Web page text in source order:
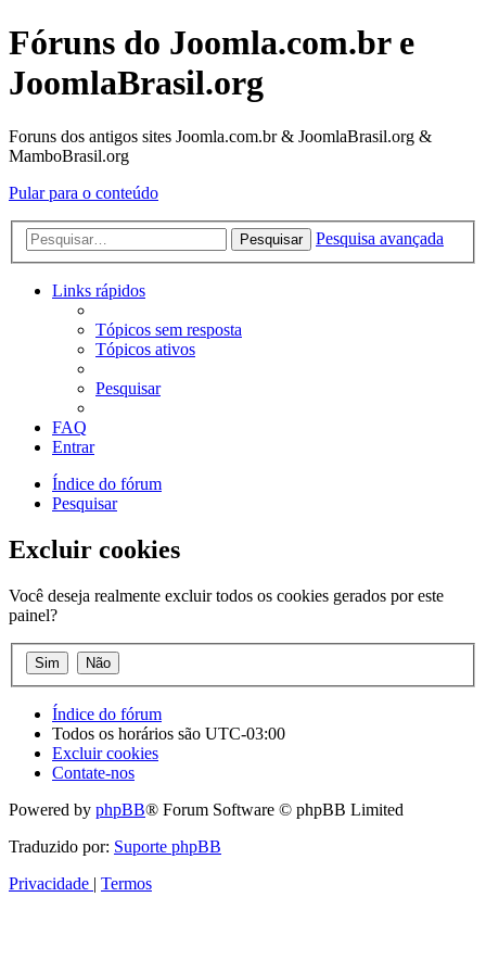
Fóruns do Joomla.com.br e
JoomlaBrasil.org
Foruns dos antigos sites Joomla.com.br & JoomlaBrasil.org &
MamboBrasil.org
Pular para o conteúdo
Pesquisar Pesquisa avançada
Links rápidos
Tópicos sem resposta
Tópicos ativos
Pesquisar
FAQ
Entrar
Índice do fórum
Pesquisar
Excluir cookies
Você deseja realmente excluir todos os cookies gerados por este
painel?
Índice do fórum
Todos os horários são UTC-03:00
Excluir cookies
Contate-nos
Powered by phpBB® Forum Software © phpBB Limited
Traduzido por: Suporte phpBB
Privacidade | Termos